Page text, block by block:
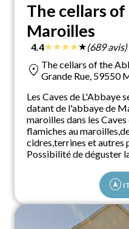
The cellars
Maroilles
4.4★★★★★(689 avis)
location_on The cellars of the
Grande Rue, 59550
Les Caves de L'Abbaye
datant de l'abbaye de
maroilles dans les
flamiches au
cidres,terrines et autres
Possibilité de déguster
assistant_navigation